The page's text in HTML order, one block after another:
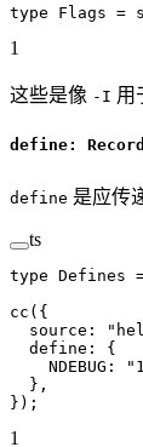
type Flags =
1
这些是像 -I 用
define:
define 是应传
ts
type Defines
cc ({
  source:
  define: {
    NDEBUG:
  },
});
1